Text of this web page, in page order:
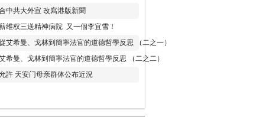
中共大外宣 改寫港版新聞
维权三送精神病院 又一個李宜雪！
艾希曼、戈林到簡寧法官的道德哲學反思 （二之一）
希曼、戈林到簡寧法官的道德哲學反思 （二之二）
許 天安门母亲群体公布近況